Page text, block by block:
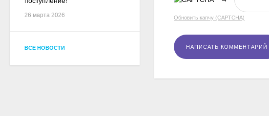
Обновить капчу (CAPTCHA)
26 марта 2026
ВСЕ НОВОСТИ